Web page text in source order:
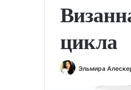
цикла
Эльмира